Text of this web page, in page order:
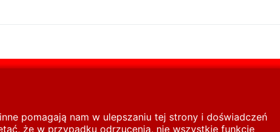
pomagają nam w ulepszaniu tej strony i doświadczeń
że w przypadku odrzucenia, nie wszystkie funkcje